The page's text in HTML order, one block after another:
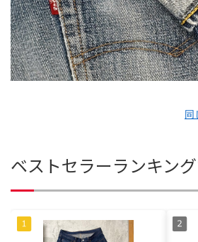
同
ベストセラーランキン